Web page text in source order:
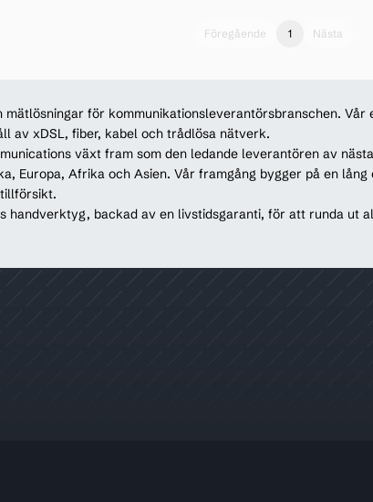
Föregående 1 Nästa
för kommunikationsleverantörsbranschen.
av xDSL, fiber, kabel och trådlösa nätverk.
växt fram som den ledande leverantören av
Europa, Afrika och Asien. Vår framgång bygger på en
handverktyg, backad av en livstidsgaranti, för att runda ut